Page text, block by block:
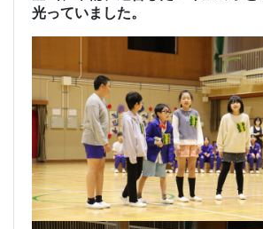
光っていました。